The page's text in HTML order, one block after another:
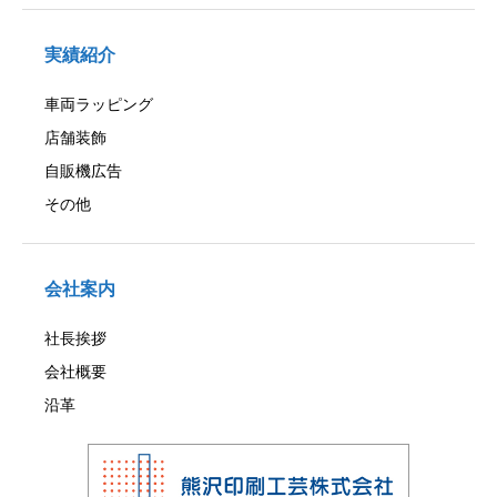
実績紹介
車両ラッピング
店舗装飾
自販機広告
その他
会社案内
社長挨拶
会社概要
沿革